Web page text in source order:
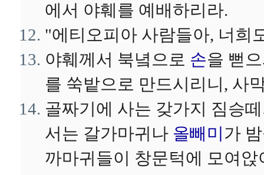
에서 야훼를 예배하리라.
"에티오피아 사람들아, 너희
야훼께서 북녘으로 손을 뻗
를 쑥밭으로 만드시리니, 사
골짜기에 사는 갖가지 짐승
서는 갈가마귀나 올빼미 가
까마귀들이 창문턱에 모여앉